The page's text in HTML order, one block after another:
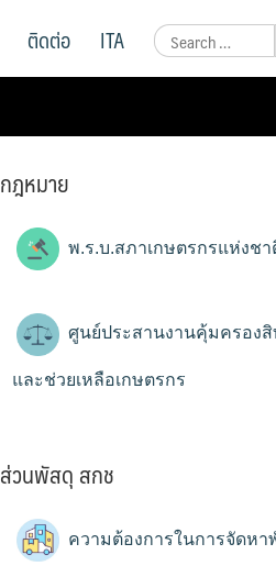
Search
for:
ติดต่อ ITA
กฎหมาย
พ.ร.บ.สภาเกษตรกรแห่งชา
ศูนย์ประสานงานคุ้มครอง
และช่วยเหลือเกษตรกร
ส่วนพัสดุ สกช
ความต้องการในการจัดหา